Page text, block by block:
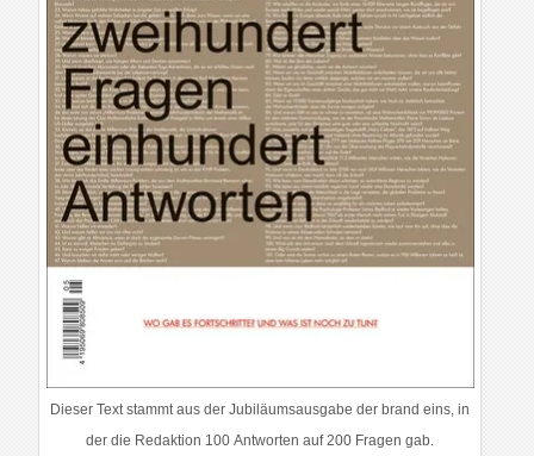
Dieser Text stammt aus der Jubiläumsausgabe der brand eins, in
der die Redaktion 100 Antworten auf 200 Fragen gab.